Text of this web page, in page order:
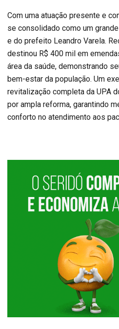
Com uma atuação presente e
se consolidado como um
e do prefeito Leandro Varela.
destinou R$ 400 mil em
área da saúde, demonstrando
bem-estar da população. Um
revitalização completa da UPA
por ampla reforma, garantindo
conforto no atendimento aos